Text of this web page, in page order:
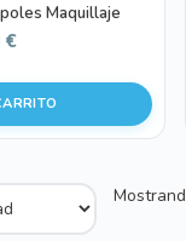
Maquillaje
€